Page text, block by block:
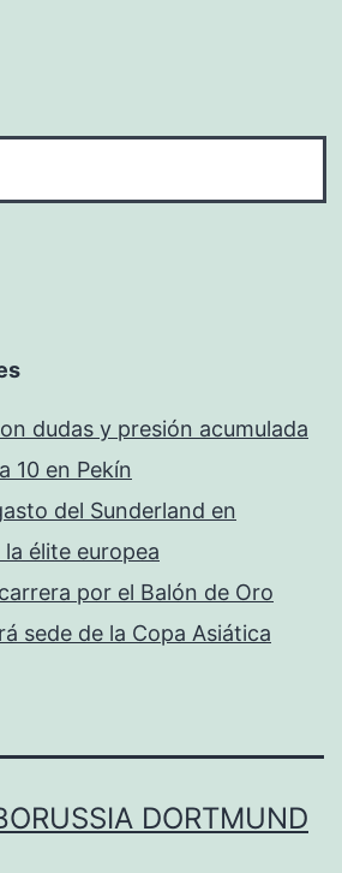
dudas y presión acumulada
10 en Pekín
del Sunderland en
élite europea
por el Balón de Oro
sede de la Copa Asiática
DORTMUND